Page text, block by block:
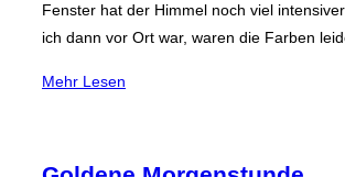
Fenster hat der Himmel noch viel
ich dann vor Ort war, waren die Farben
Mehr über
über
Lesen